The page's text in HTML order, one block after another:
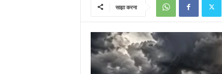
साझा करना